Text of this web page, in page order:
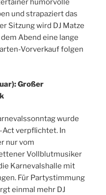
humorvolle
und strapaziert das
Sitzung wird DJ Matze
Abend eine lange
Vorverkauf folgen
Großer
wurde
Act verpflichtet. In
nur vom
Vollblutmusiker
Karnevalshalle mit
Für Partystimmung
einmal mehr DJ